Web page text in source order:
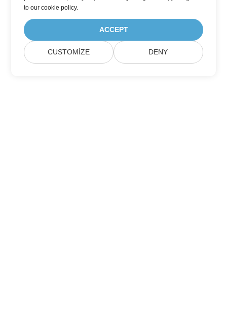
toour cookie policy.
ACCEPT
CUSTOMIZE DENY